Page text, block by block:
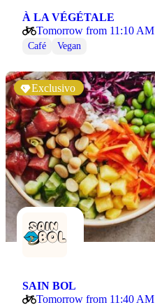
À LA VÉGÉTALE
Tomorrow from 11:10 AM
Café Vegan
Exclusivo
SAIN BOL
Tomorrow from 11:40 AM